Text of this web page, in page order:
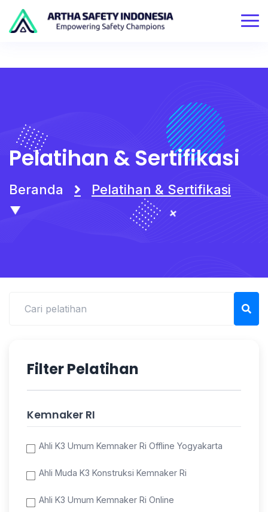
Pelatihan & Sertifikasi
Beranda Pelatihan & Sertifikasi
Filter Pelatihan
Kemnaker RI
Ahli K3 Umum Kemnaker Ri Offline Yogyakarta
Ahli Muda K3 Konstruksi Kemnaker Ri
Ahli K3 Umum Kemnaker Ri Online